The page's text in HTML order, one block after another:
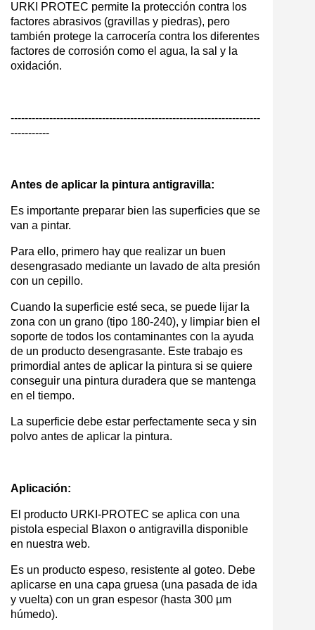
URKI PROTEC permite la protección contra los
factores abrasivos (gravillas y piedras), pero
también protege la carrocería contra los diferentes
factores de corrosión como el agua, la sal y la
oxidación.
-----------------------------------------------------------------------
-----------
Antes de aplicar la pintura antigravilla:
Es importante preparar bien las superficies que se
van a pintar.
Para ello, primero hay que realizar un buen
desengrasado mediante un lavado de alta presión
con un cepillo.
Cuando la superficie esté seca, se puede lijar la
zona con un grano (tipo 180-240), y limpiar bien el
soporte de todos los contaminantes con la ayuda
de un producto desengrasante. Este trabajo es
primordial antes de aplicar la pintura si se quiere
conseguir una pintura duradera que se mantenga
en el tiempo.
La superficie debe estar perfectamente seca y sin
polvo antes de aplicar la pintura.
Aplicación:
El producto URKI-PROTEC se aplica con una
pistola especial Blaxon o antigravilla disponible
en nuestra web.
Es un producto espeso, resistente al goteo. Debe
aplicarse en una capa gruesa (una pasada de ida
y vuelta) con un gran espesor (hasta 300 µm
húmedo).